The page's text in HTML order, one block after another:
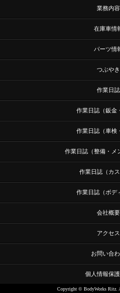
業務内容
在庫車情
パーツ情
つぶやき
作業日誌
作業日誌（鈑金
作業日誌（車検
作業日誌（整備・メ
作業日誌（カス
作業日誌（ボデ
会社概要
アクセス
お問い合
個人情報保
Copyright © BodyWorks Ritz.